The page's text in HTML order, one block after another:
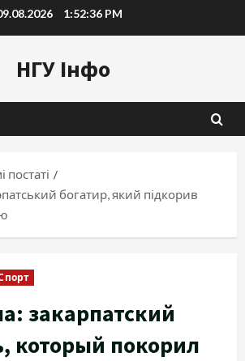
1:52:37 PM
НГУ Інфо
постаті
богатир, який підкорив
закарпатский
который покорил